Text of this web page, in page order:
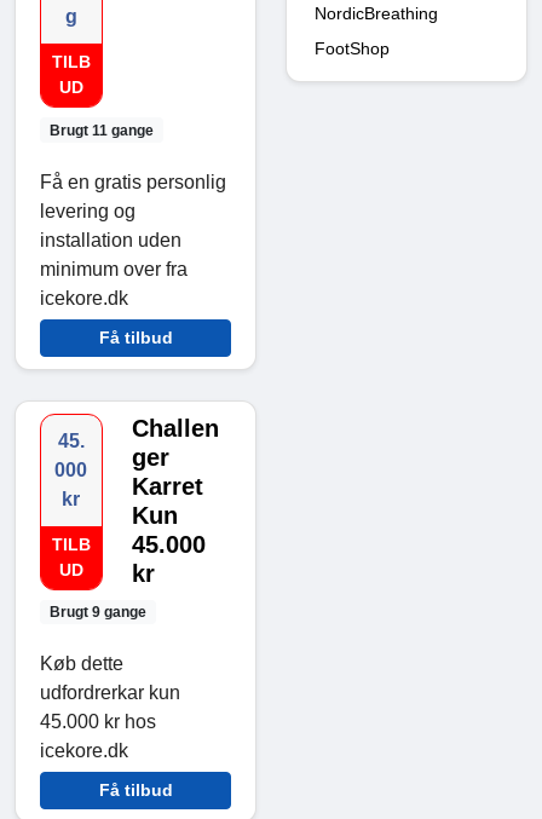
g
TILB
UD
Brugt 11 gange
Få en gratis personlig
levering og
installation uden
minimum over fra
icekore.dk
Få tilbud
45.
000
kr
TILB
UD
Brugt 9 gange
Challen
ger
Karret
Kun
45.000
kr
Køb dette
udfordrerkar kun
45.000 kr hos
icekore.dk
Få tilbud
NordicBreathing
FootShop